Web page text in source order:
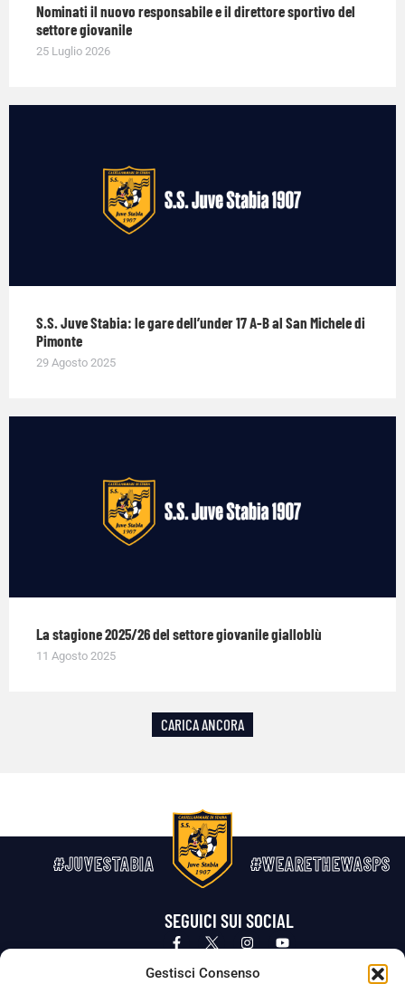
Gestisci Consenso
Nominati il nuovo responsabile e il direttore sportivo del
settore giovanile
25 Luglio 2026
S.S. Juve Stabia: le gare dell’under 17 A-B al San Michele di
Pimonte
29 Agosto 2025
La stagione 2025/26 del settore giovanile gialloblù
11 Agosto 2025
CARICA ANCORA
#JUVESTABIA #WEARETHEWASPS
SEGUICI SUI SOCIAL
Privacy Policy Cookie Policy